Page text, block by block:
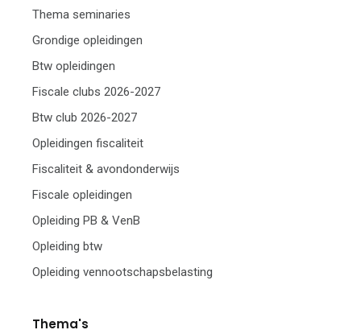
Thema seminaries
Grondige opleidingen
Btw opleidingen
Fiscale clubs 2026-2027
Btw club 2026-2027
Opleidingen fiscaliteit
Fiscaliteit & avondonderwijs
Fiscale opleidingen
Opleiding PB & VenB
Opleiding btw
Opleiding vennootschapsbelasting
Thema's